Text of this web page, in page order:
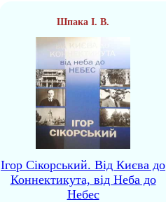
Шпака І. В.
Ігор Сікорський. Від Києва до
Коннектикута, від Неба до
Небес